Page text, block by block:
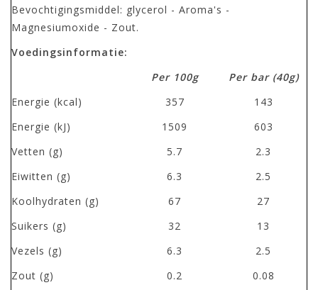
Bevochtigingsmiddel: glycerol - Aroma's -
Magnesiumoxide - Zout.
Voedingsinformatie:
Per 100g
Per bar (40g)
Energie (kcal)
357
143
Energie (kJ)
1509
603
Vetten (g)
5.7
2.3
Eiwitten (g)
6.3
2.5
Koolhydraten (g)
67
27
Suikers (g)
32
13
Vezels (g)
6.3
2.5
Zout (g)
0.2
0.08